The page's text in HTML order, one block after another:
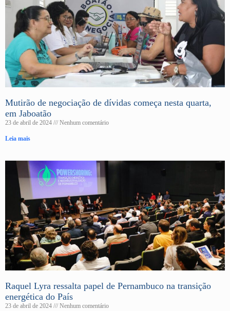
Mutirão de negociação de dívidas começa nesta quarta,
em Jaboatão
23 de abril de 2024 Nenhum comentário
Leia mais
Raquel Lyra ressalta papel de Pernambuco na transição
energética do País
23 de abril de 2024 Nenhum comentário